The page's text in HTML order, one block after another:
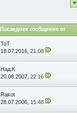
Последнее сообщение от
ToT
18.07.2016, 21:08
Над.К
20.08.2007, 22:16
Rakot
28.07.2006, 15:48